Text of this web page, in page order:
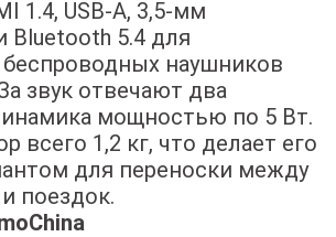
1.4, USB-A, 3,5-мм
Bluetooth 5.4 для
наушников
звук отвечают два
мощностью по 5 Вт.
всего 1,2 кг, что делает его
для переноски между
поездок.